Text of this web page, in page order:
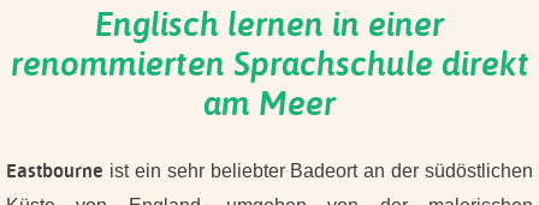
Englisch lernen in einer
renommierten Sprachschule direkt
am Meer
Eastbourne ist ein sehr beliebter Badeort an der südöstlichen